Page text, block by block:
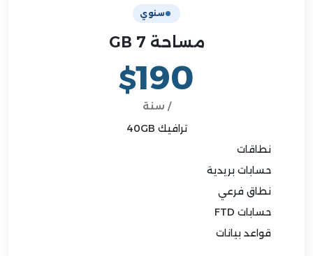
سنوي
مساحة 7 GB
$190
/ سنة
ترافيك 40GB
نطاقات
حسابات بريدية
نطاق فرعي
حسابات FTD
قواعد بيانات